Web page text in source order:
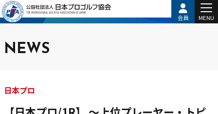
会員 MENU
NEWS
日本プロ